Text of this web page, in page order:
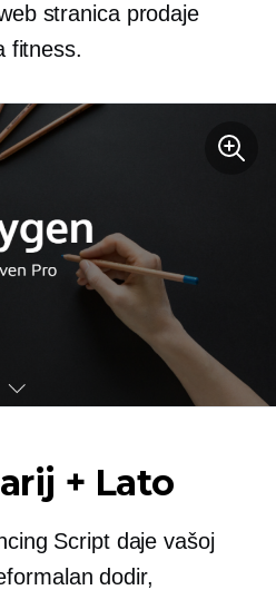
stranica prodaje
fitness.
+ Lato
Script daje vašoj
dodir,